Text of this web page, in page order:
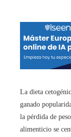
La dieta
ganado
la pérdida de
alimenticio se